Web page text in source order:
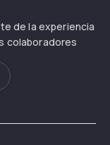
de la experiencia
colaboradores